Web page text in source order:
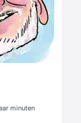
minuten